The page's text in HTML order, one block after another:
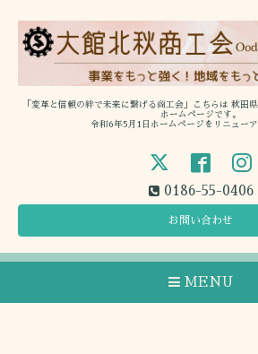
「変革と信頼の絆で未来に繋げる商工会」こちらは 秋田
ホームページです。
令和6年5月1日ホームページをリニューア
0186-55-0406
お問い合わせ
MENU